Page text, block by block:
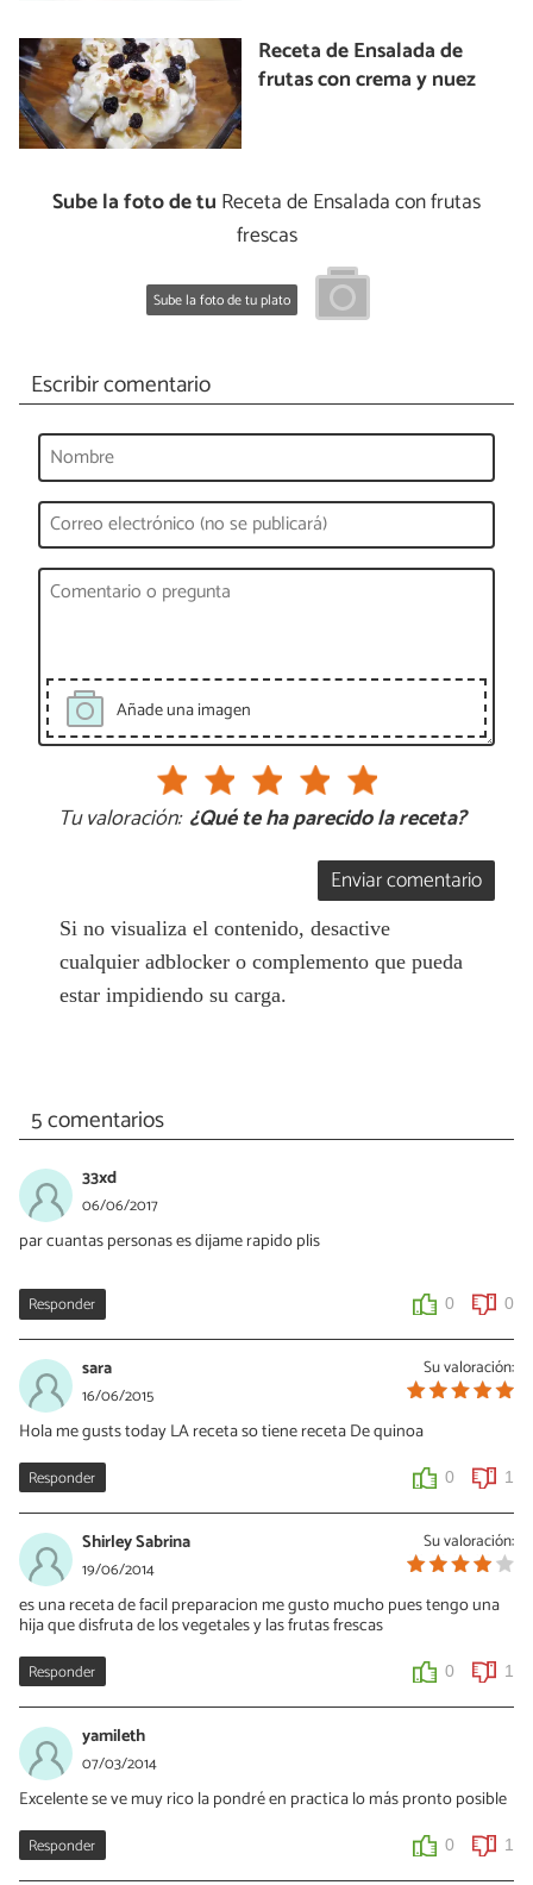
Receta de Ensalada de
frutas con crema y nuez
Sube la foto de tu Receta de Ensalada con frutas
frescas
Sube la foto de tu plato
Escribir comentario
Añade una imagen
Tu valoración: ¿Qué te ha parecido la receta?
Enviar comentario
Si no visualiza el contenido, desactive
cualquier adblocker o complemento que pueda
estar impidiendo su carga.
5 comentarios
33xd
06/06/2017
par cuantas personas es dijame rapido plis
Responder 0 0
Su valoración:
sara
16/06/2015
Hola me gusts today LA receta so tiene receta De quinoa
Responder 0 1
Su valoración:
Shirley Sabrina
19/06/2014
es una receta de facil preparacion me gusto mucho pues tengo una
hija que disfruta de los vegetales y las frutas frescas
Responder 0 1
yamileth
07/03/2014
Excelente se ve muy rico la pondré en practica lo más pronto posible
Responder 0 1